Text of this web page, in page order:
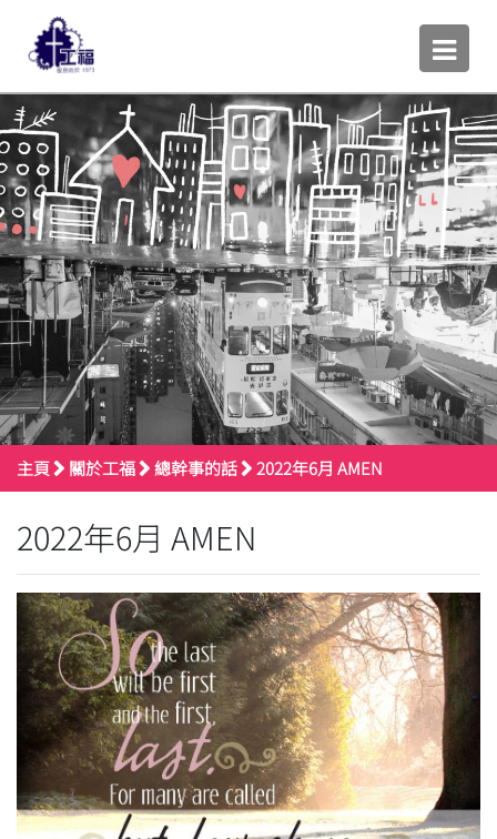
主頁 關於工福 總幹事的話 2022年6月 AMEN
2022年6月 AMEN